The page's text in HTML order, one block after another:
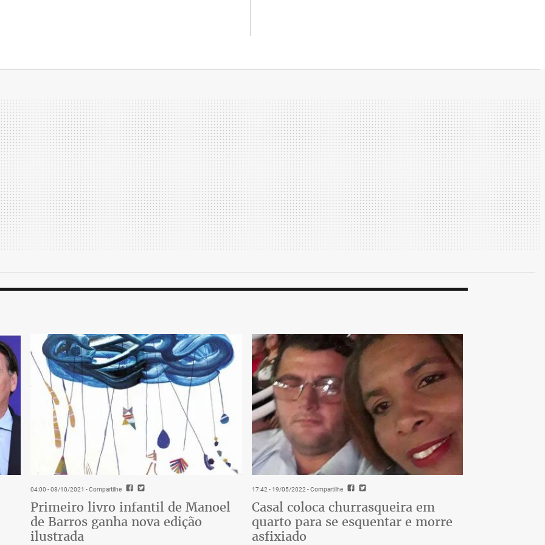
04:00 - 08/10/2021 - Compartilhe
Primeiro livro infantil de Manoel
de Barros ganha nova edição
ilustrada
17:42 - 19/05/2022- Compartilhe
Casal coloca churrasqueira em
quarto para se esquentar e morre
asfixiado